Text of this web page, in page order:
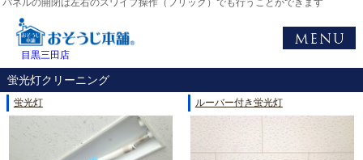
パネルの開閉は左右のスワイプ操作（フリック）でも行うことができます
目黒三田店
蛍光灯クリーニング
蛍光灯 ルーバー付き蛍光灯